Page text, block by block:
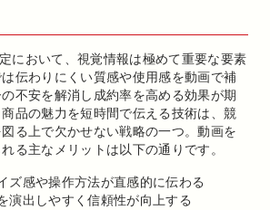
において、視覚情報は極めて重要な要素
伝わりにくい質感や使用感を動画で補
不安を解消し成約率を高める効果が期
品の魅力を短時間で伝える技術は、競
る上で欠かせない戦略の一つ。動画を
る主なメリットは以下の通りです。
ズ感や操作方法が直感的に伝わる
演出しやすく信頼性が向上する